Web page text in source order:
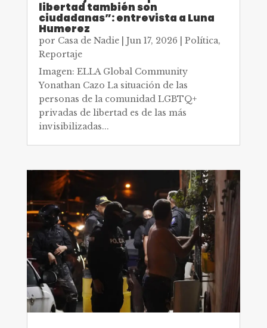
libertad también son
ciudadanas”: entrevista a Luna
Humerez
por Casa de Nadie| Jun 17, 2026 Política,
Reportaje
Imagen: ELLA Global Community
Yonathan Cazo La situación de las
personas de la comunidad LGBTQ+
privadas de libertad es de las más
invisibilizadas...